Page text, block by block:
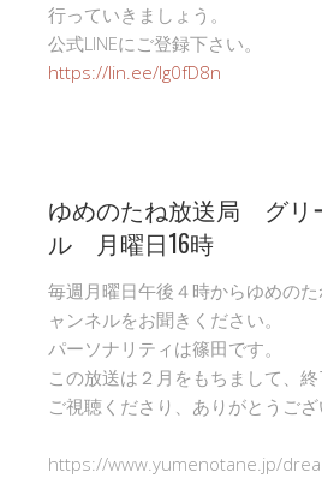
行っていきましょう。
公式LINEにご登録下さい。
https://lin.ee/Ig0fD8n
ゆめのたね放送局 グリ
ル 月曜日16時
毎週月曜日午後４時からゆめの
ャンネルをお聞きください。
パーソナリティは篠田です。
この放送は２月をもちまして、終
ご視聴くださり、ありがとうござ
https://www.yumenotane.jp/